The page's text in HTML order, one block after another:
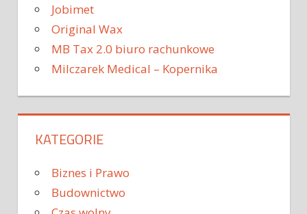
Jobimet
Original Wax
MB Tax 2.0 biuro rachunkowe
Milczarek Medical – Kopernika
KATEGORIE
Biznes i Prawo
Budownictwo